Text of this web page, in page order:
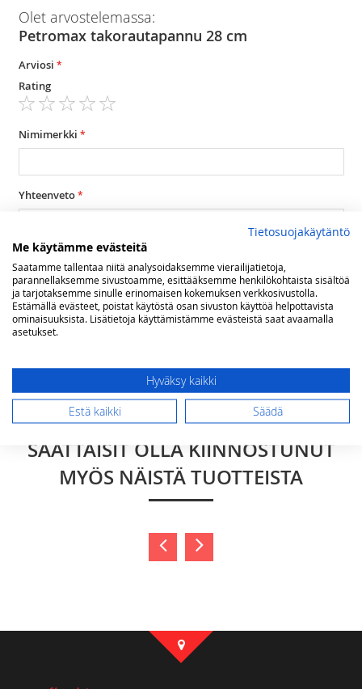
Olet arvostelemassa:
Petromax takorautapannu 28 cm
Arviosi
Rating
star
stars
stars
stars
stars
Nimimerkki
Yhteenveto
Arvostelu
Lähetä arvostelu
SAATTAISIT OLLA KIINNOSTUNUT
MYÖS NÄISTÄ TUOTTEISTA
Tietosuojakäytäntö
Me käytämme evästeitä
Saatamme tallentaa niitä analysoidaksemme vierailijatietoja,
parannellaksemme sivustoamme, esittääksemme henkilökohtaista sisältöä
ja tarjotaksemme sinulle erinomaisen kokemuksen verkkosivustolla.
Estämällä evästeet, poistat käytöstä osan sivuston käyttöä helpottavista
ominaisuuksista. Lisätietoja käyttämistämme evästeistä saat avaamalla
asetukset.
Hyväksy kaikki
Estä kaikki Säädä